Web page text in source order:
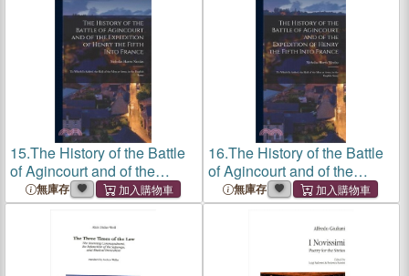
Added The Roll Of The Men
Added The Roll Of The Men
15.The History of the Battle
of Agincourt and of the
Expedition of Henry the Fifth
Into France: To Which Is
Added, the Roll of the Men
at Arms, in the En
無庫存
16.The History of the Battle
of Agincourt and of the
Expedition of Henry the Fifth
Into France: To Which Is
Added, the Roll of the Men
at Arms, in the En
無庫存